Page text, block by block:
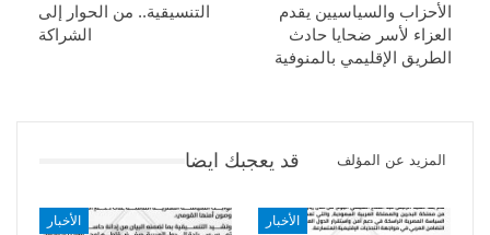
التنسيقية.. من الحوار إلى
الشراكة
الأحزاب والسياسيين يقدم
العزاء لأسر ضحايا حادث
الطريق الإقليمي بالمنوفية
قد يعجبك ايضا المزيد عن المؤلف
الأخبار الأخبار